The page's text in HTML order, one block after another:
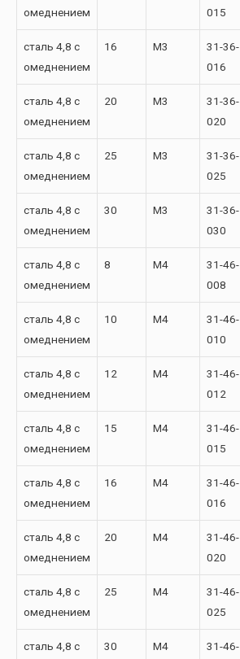
омеднением
015
сталь 4,8 с
омеднением
16 М3
31-36-
016
сталь 4,8 с
омеднением
20 М3
31-36-
020
сталь 4,8 с
омеднением
25 М3
31-36-
025
сталь 4,8 с
омеднением
30 М3
31-36-
030
сталь 4,8 с
омеднением
8 М4
31-46-
008
сталь 4,8 с
омеднением
10 М4
31-46-
010
сталь 4,8 с
омеднением
12 М4
31-46-
012
сталь 4,8 с
омеднением
15 М4
31-46-
015
сталь 4,8 с
омеднением
16 М4
31-46-
016
сталь 4,8 с
омеднением
20 М4
31-46-
020
сталь 4,8 с
омеднением
25 М4
31-46-
025
сталь 4,8 с
30 М4
31-46-